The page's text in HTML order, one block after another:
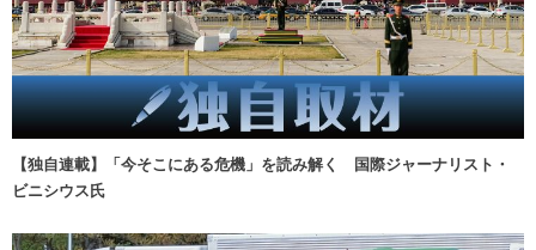
【独自連載】「今そこにある危機」を読み解く 国際ジャーナリスト・
ビニシウス氏